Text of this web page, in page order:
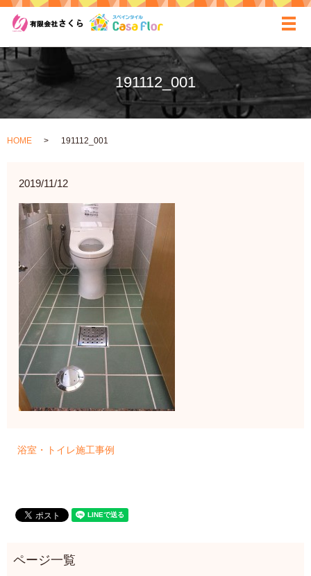
191112_001
HOME 191112_001
2019/11/12
浴室・トイレ施工事例